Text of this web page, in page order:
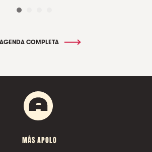
AGENDA COMPLETA
MÁS APOLO